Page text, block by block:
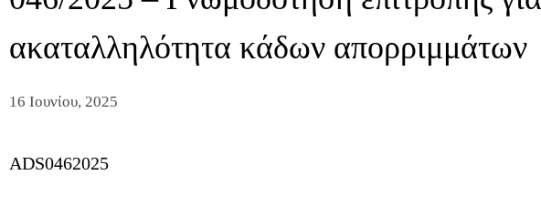
ακαταλληλότητα κάδων απορριμμάτων
16 Ιουνίου, 2025
ADS0462025